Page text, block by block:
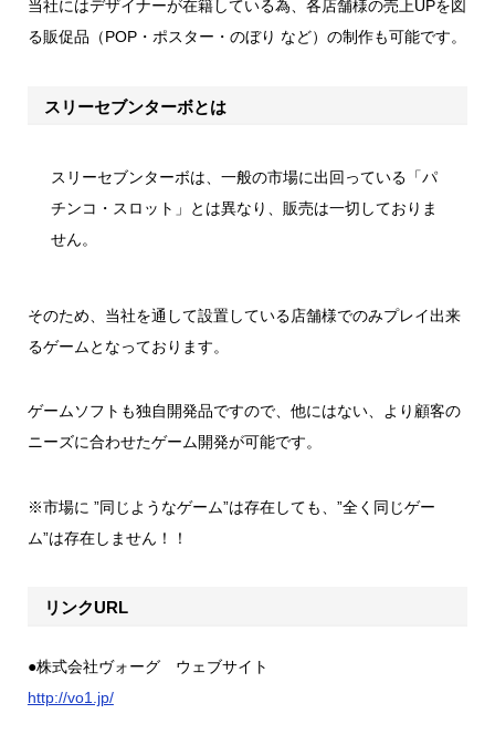
当社にはデザイナーが在籍している為、各店舗様の売上UPを図
る販促品（POP・ポスター・のぼり など）の制作も可能です。
スリーセブンターボとは
スリーセブンターボは、一般の市場に出回っている「パ
チンコ・スロット」とは異なり、販売は一切しておりま
せん。
そのため、当社を通して設置している店舗様でのみプレイ出来
るゲームとなっております。
ゲームソフトも独自開発品ですので、他にはない、より顧客の
ニーズに合わせたゲーム開発が可能です。
※市場に ”同じようなゲーム”は存在しても、”全く同じゲー
ム”は存在しません！！
リンクURL
●株式会社ヴォーグ ウェブサイト
http://vo1.jp/